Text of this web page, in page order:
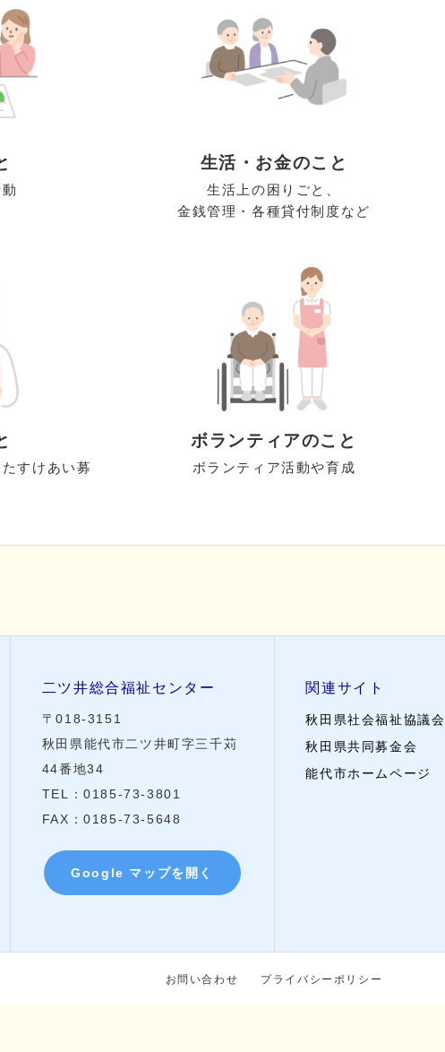
生活・お金のこと
生活上の困りごと、
金銭管理・各種貸付制度など
すけあい募
ボランティアのこと
ボランティア活動や育成
二ツ井総合福祉センター
〒018-3151
秋田県能代市二ツ井町字三千苅
44番地34
TEL：0185-73-3801
FAX：0185-73-5648
Google マップを開く
関連サイト
秋田県社会福祉協議会
秋田県共同募金会
能代市ホームページ
お問い合わせ プライバシーポリシー